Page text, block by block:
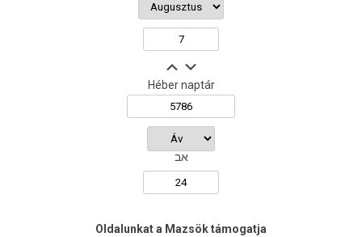
Héber naptár
אב
Oldalunkat a Mazsök támogatja